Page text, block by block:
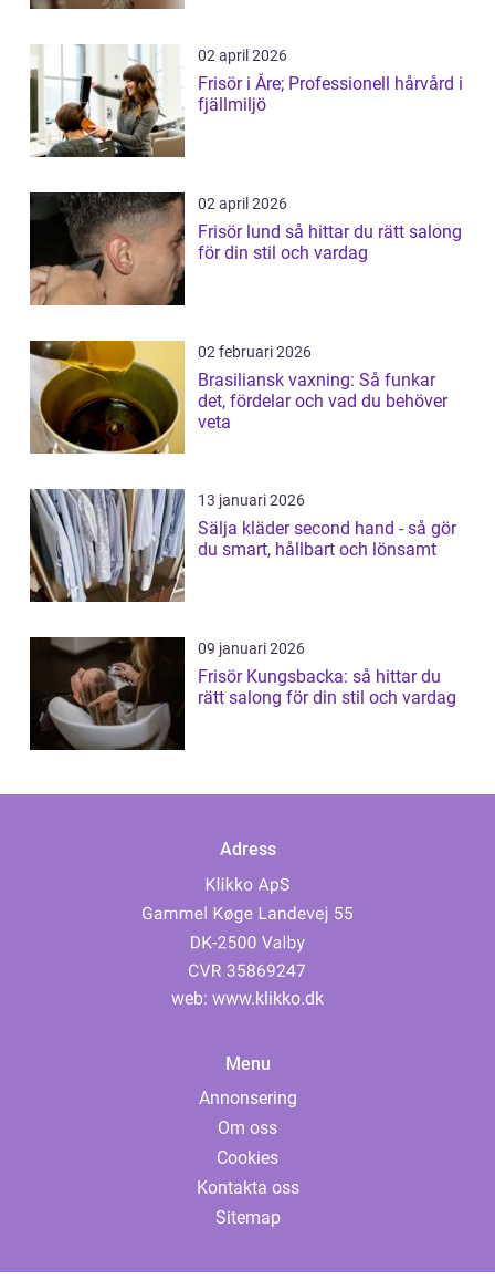
02 april 2026
Frisör i Åre; Professionell hårvård i
fjällmiljö
02 april 2026
Frisör lund så hittar du rätt salong
för din stil och vardag
02 februari 2026
Brasiliansk vaxning: Så funkar
det, fördelar och vad du behöver
veta
13 januari 2026
Sälja kläder second hand - så gör
du smart, hållbart och lönsamt
09 januari 2026
Frisör Kungsbacka: så hittar du
rätt salong för din stil och vardag
Adress
web: www.klikko.dk
Menu
Annonsering
Om oss
Cookies
Kontakta oss
Sitemap